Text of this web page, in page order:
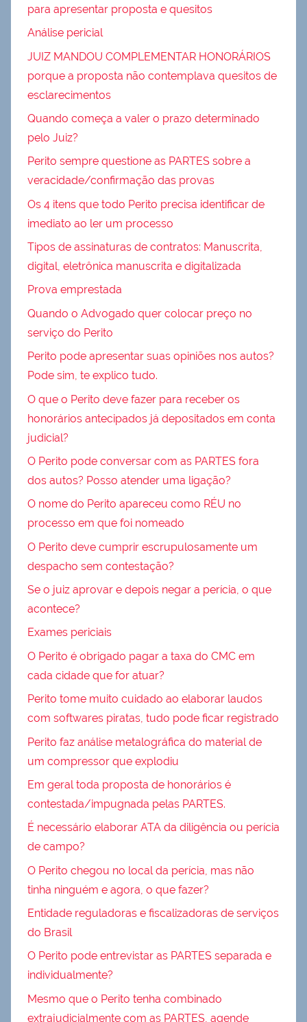
para apresentar proposta e quesitos
Análise pericial
JUIZ MANDOU COMPLEMENTAR HONORÁRIOS
porque a proposta não contemplava quesitos de
esclarecimentos
Quando começa a valer o prazo determinado
pelo Juiz?
Perito sempre questione as PARTES sobre a
veracidade/confirmação das provas
Os 4 itens que todo Perito precisa identificar de
imediato ao ler um processo
Tipos de assinaturas de contratos: Manuscrita,
digital, eletrônica manuscrita e digitalizada
Prova emprestada
Quando o Advogado quer colocar preço no
serviço do Perito
Perito pode apresentar suas opiniões nos autos?
Pode sim, te explico tudo.
O que o Perito deve fazer para receber os
honorários antecipados já depositados em conta
judicial?
O Perito pode conversar com as PARTES fora
dos autos? Posso atender uma ligação?
O nome do Perito apareceu como RÉU no
processo em que foi nomeado
O Perito deve cumprir escrupulosamente um
despacho sem contestação?
Se o juiz aprovar e depois negar a perícia, o que
acontece?
Exames periciais
O Perito é obrigado pagar a taxa do CMC em
cada cidade que for atuar?
Perito tome muito cuidado ao elaborar laudos
com softwares piratas, tudo pode ficar registrado
Perito faz análise metalográfica do material de
um compressor que explodiu
Em geral toda proposta de honorários é
contestada/impugnada pelas PARTES.
É necessário elaborar ATA da diligência ou perícia
de campo?
O Perito chegou no local da perícia, mas não
tinha ninguém e agora, o que fazer?
Entidade reguladoras e fiscalizadoras de serviços
do Brasil
O Perito pode entrevistar as PARTES separada e
individualmente?
Mesmo que o Perito tenha combinado
extrajudicialmente com as PARTES, agende